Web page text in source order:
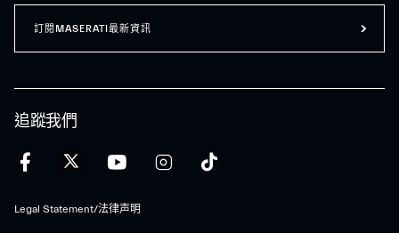
追蹤我們
Legal Statement/法律声明
訂閱MASERATI最新資訊